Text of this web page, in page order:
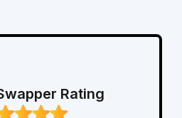
Rating